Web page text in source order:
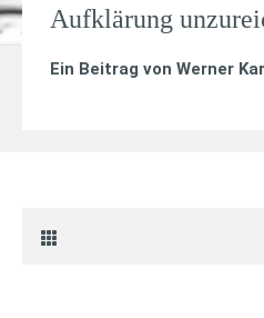
Aufklärung
Ein Beitrag von Werner